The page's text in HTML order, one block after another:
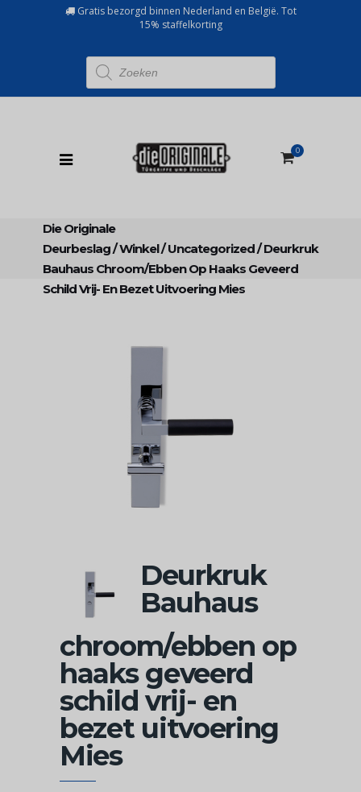
Gratis bezorgd binnen Nederland en België. Tot
15% staffelkorting
Producten
zoeken
0
Die Originale
Deurbeslag/Winkel/Uncategorized/Deurkruk
Bauhaus Chroom/ebben Op Haaks Geveerd
Schild Vrij- En Bezet Uitvoering Mies
Deurkruk
Bauhaus
chroom/ebben op
haaks geveerd
schild vrij- en
bezet uitvoering
Mies